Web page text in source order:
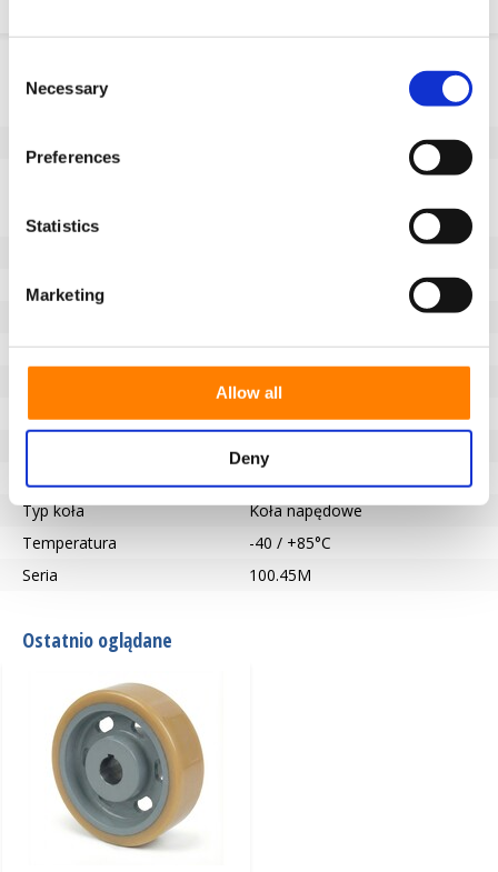
Selection
Necessary
Preferences
Statistics
Marketing
Allow all
Deny
Niebrudzący bieżnik
Szerokość koła (mm)
Typ łożyska
Wpust zgodny z DIN 6885 JS9
Otwór na oś-Ø (mm)
45
Twardość bieżnika
Typ koła
Koła napędowe
Temperatura
-40 / +85°C
Seria
100.45M
Ostatnio oglądane